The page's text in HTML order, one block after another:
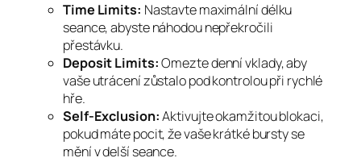
Time Limits: Nastavte maximální délku
seance, abyste náhodou nepřekročili
přestávku.
Deposit Limits:Omezte denní vklady, aby
vaše utrácení zůstalo pod kontrolou při rychlé
hře.
Self‑Exclusion:Aktivujte okamžitou blokaci,
pokud máte pocit, že vaše krátké bursty se
mění v delší seance.